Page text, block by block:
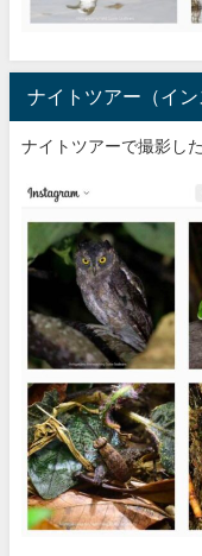
ナイトツアー（イン
ナイトツアーで撮影し